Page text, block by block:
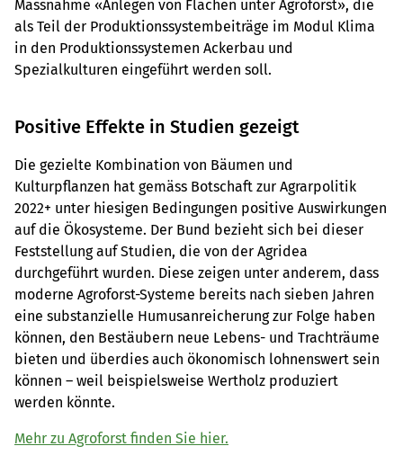
Massnahme «Anlegen von Flächen unter Agroforst», die
als Teil der Produktionssystembeiträge im Modul Klima
in den Produktionssystemen Ackerbau und
Spezialkulturen eingeführt werden soll.
Positive Effekte in Studien gezeigt
Die gezielte Kombination von Bäumen und
Kulturpflanzen hat gemäss Botschaft zur Agrarpolitik
2022+ unter hiesigen Bedingungen positive Auswirkungen
auf die Ökosysteme. Der Bund bezieht sich bei dieser
Feststellung auf Studien, die von der Agridea
durchgeführt wurden. Diese zeigen unter anderem, dass
moderne Agroforst-Systeme bereits nach sieben Jahren
eine substanzielle Humusanreicherung zur Folge haben
können, den Bestäubern neue Lebens- und Trachträume
bieten und überdies auch ökonomisch lohnenswert sein
können – weil beispielsweise Wertholz produziert
werden könnte.
Mehr zu Agroforst finden Sie hier.